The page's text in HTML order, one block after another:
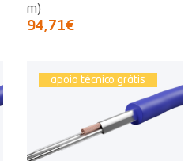
m)
94,71€
apoio técnico grátis